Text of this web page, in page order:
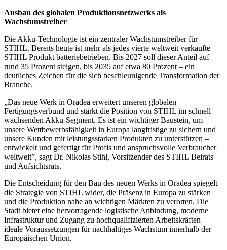
Ausbau des globalen Produktionsnetzwerks als
Wachstumstreiber
Die Akku-Technologie ist ein zentraler Wachstumstreiber für
STIHL. Bereits heute ist mehr als jedes vierte weltweit verkaufte
STIHL Produkt batteriebetrieben. Bis 2027 soll dieser Anteil auf
rund 35 Prozent steigen, bis 2035 auf etwa 80 Prozent – ein
deutliches Zeichen für die sich beschleunigende Transformation der
Branche.
„Das neue Werk in Oradea erweitert unseren globalen
Fertigungsverbund und stärkt die Position von STIHL im schnell
wachsenden Akku-Segment. Es ist ein wichtiger Baustein, um
unsere Wettbewerbsfähigkeit in Europa langfristige zu sichern und
unsere Kunden mit leistungsstarken Produkten zu unterstützen –
entwickelt und gefertigt für Profis und anspruchsvolle Verbraucher
weltweit”, sagt Dr. Nikolas Stihl, Vorsitzender des STIHL Beirats
und Aufsichtsrats.
Die Entscheidung für den Bau des neuen Werks in Oradea spiegelt
die Strategie von STIHL wider, die Präsenz in Europa zu stärken
und die Produktion nahe an wichtigen Märkten zu verorten. Die
Stadt bietet eine hervorragende logistische Anbindung, moderne
Infrastruktur und Zugang zu hochqualifizierten Arbeitskräften –
ideale Voraussetzungen für nachhaltiges Wachstum innerhalb der
Europäischen Union.